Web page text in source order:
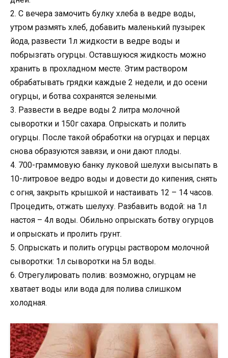
2. С вечера замочить булку хлеба в ведре воды,
утром размять хлеб, добавить маленький пузырек
йода, развести 1л жидкости в ведре воды и
побрызгать огурцы. Оставшуюся жидкость можно
хранить в прохладном месте. Этим раствором
обрабатывать грядки каждые 2 недели, и до осени
огурцы, и ботва сохранятся зелеными.
3. Развести в ведре воды 2 литра молочной
сыворотки и 150г сахара. Опрыскать и полить
огурцы. После такой обработки на огурцах и перцах
снова образуются завязи, и они дают плоды.
4. 700-граммовую банку луковой шелухи высыпать в
10-литровое ведро воды и довести до кипения, снять
с огня, закрыть крышкой и настаивать 12 – 14 часов.
Процедить, отжать шелуху. Разбавить водой: на 1л
настоя – 4л воды. Обильно опрыскать ботву огурцов
и опрыскать и пролить грунт.
5. Опрыскать и полить огурцы раствором молочной
сыворотки: 1л сыворотки на 5л воды.
6. Отрегулировать полив: возможно, огурцам не
хватает воды или вода для полива слишком
холодная.